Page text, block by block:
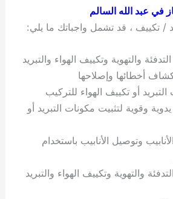
في عبد الله السالم
/ تكييف ، قد تشمل واجباتك ما يلي:
والتهوية وتكييف الهواء والتبريد
أخطائها وإصلاحها
أو تكييف الهواء للتركيب
وقوية لتثبيت مكونات التبريد أو
وتوصيل الأنابيب باستخدام
والتهوية وتكييف الهواء والتبريد